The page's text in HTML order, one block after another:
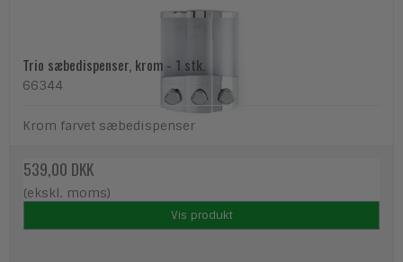
Trio sæbedispenser, krom - 1 stk.
66344
Krom farvet sæbedispenser
539,00 DKK
(ekskl. moms)
Vis produkt